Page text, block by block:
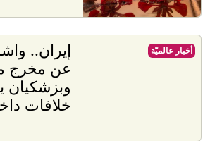
إيران..
عن مخرج
وبزشكيان
خلافات
أخبار عالميّة